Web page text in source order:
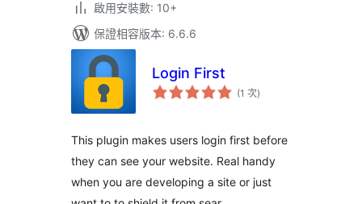
啟用安裝數: 10+
保證相容版本: 6.6.6
Login First
(1 次評
分)
This plugin makes users login first before
they can see your website. Real handy
when you are developing a site or just